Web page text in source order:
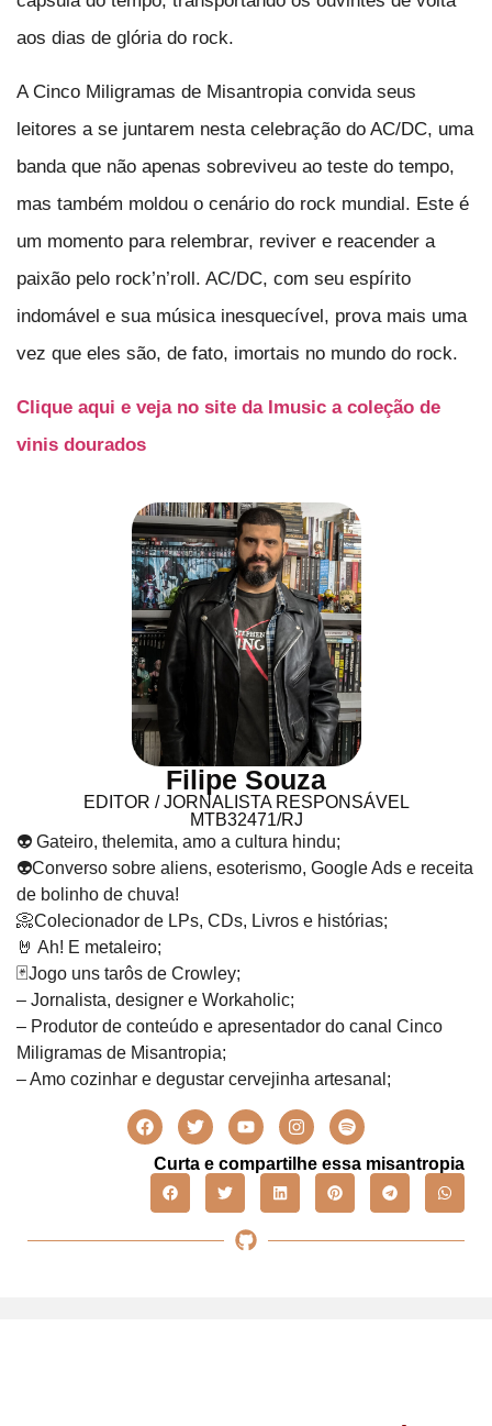
aos dias de glória do rock.
A Cinco Miligramas de Misantropia convida seus
leitores a se juntarem nesta celebração do AC/DC, uma
banda que não apenas sobreviveu ao teste do tempo,
mas também moldou o cenário do rock mundial. Este é
um momento para relembrar, reviver e reacender a
paixão pelo rock’n’roll. AC/DC, com seu espírito
indomável e sua música inesquecível, prova mais uma
vez que eles são, de fato, imortais no mundo do rock.
Clique aqui e veja no site da Imusic a coleção de
vinis dourados
Filipe Souza
EDITOR / JORNALISTA RESPONSÁVEL
MTB32471/RJ
👽 Gateiro, thelemita, amo a cultura hindu;
👽Converso sobre aliens, esoterismo, Google Ads e receita
de bolinho de chuva!
📀Colecionador de LPs, CDs, Livros e histórias;
🤘 Ah! E metaleiro;
🃏Jogo uns tarôs de Crowley;
– Jornalista, designer e Workaholic;
– Produtor de conteúdo e apresentador do canal Cinco
Miligramas de Misantropia;
– Amo cozinhar e degustar cervejinha artesanal;
Curta e compartilhe essa misantropia